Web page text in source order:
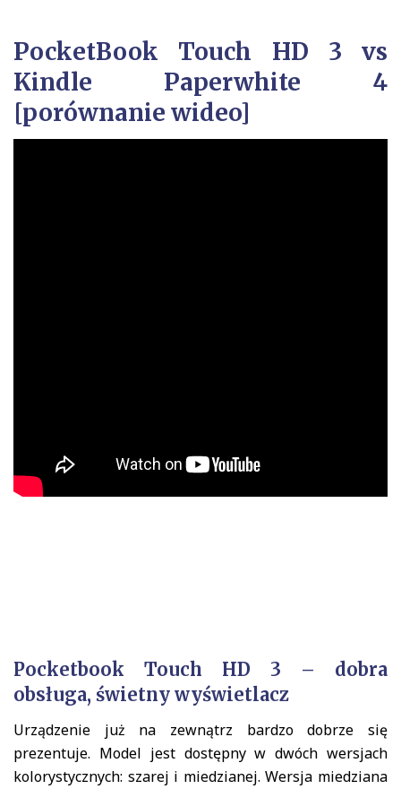
PocketBook Touch HD 3 vs
Kindle Paperwhite 4
[porównanie wideo]
Pocketbook Touch HD 3 – dobra
obsługa, świetny wyświetlacz
Urządzenie już na zewnątrz bardzo dobrze się
prezentuje. Model jest dostępny w dwóch wersjach
kolorystycznych: szarej i miedzianej. Wersja miedziana